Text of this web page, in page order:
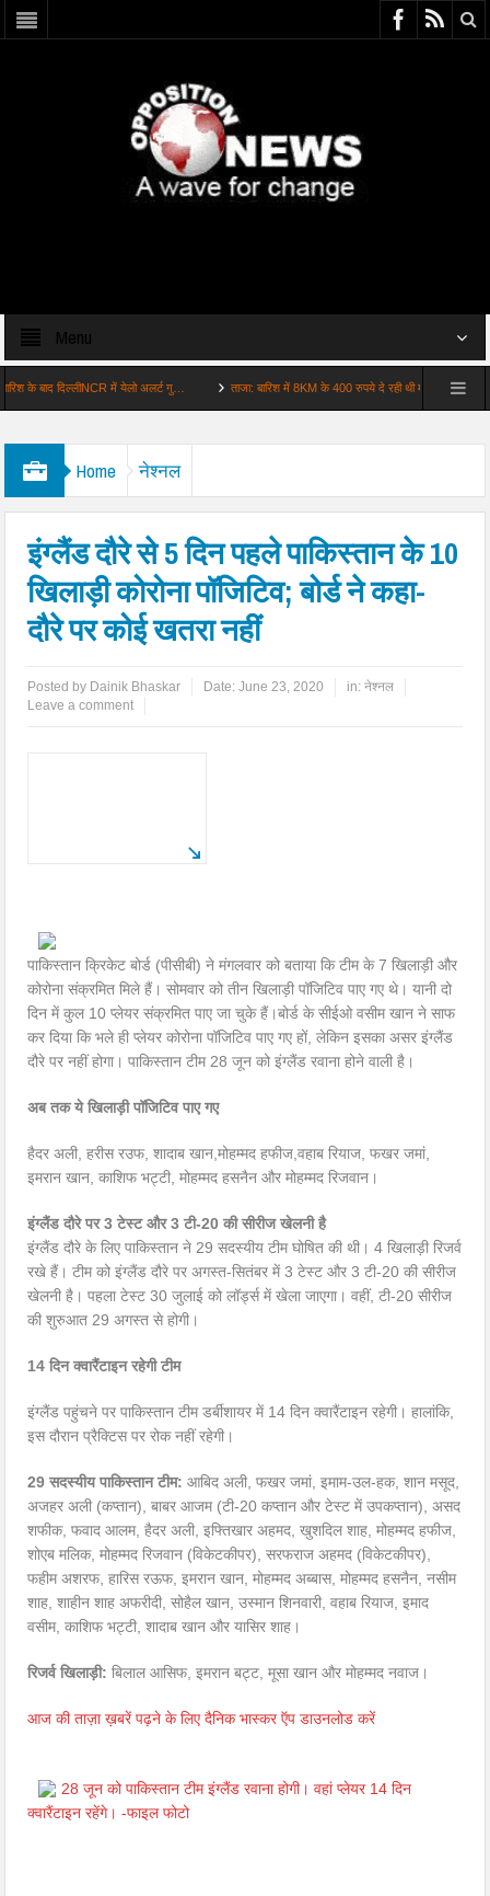
Menu
दिल्लीNCR में येलो अलर्ट गु… ताजा: बारिश में 8KM के 400 रुपये दे रही थी महिला फिर भी ब…
Home नेश्नल
इंग्लैंड दौरे से 5 दिन पहले पाकिस्तान के 10
खिलाड़ी कोरोना पॉजिटिव; बोर्ड ने कहा-
दौरे पर कोई खतरा नहीं
Posted by Dainik Bhaskar Date:June 23, 2020 in:नेश्नल
Leave a comment
पाकिस्तान क्रिकेट बोर्ड (पीसीबी) ने मंगलवार को बताया कि टीम के 7 खिलाड़ी और
कोरोना संक्रमित मिले हैं। सोमवार को तीन खिलाड़ी पॉजिटिव पाए गए थे। यानी दो
दिन में कुल 10 प्लेयर संक्रमित पाए जा चुके हैं।बोर्ड के सीईओ वसीम खान ने साफ
कर दिया कि भले ही प्लेयर कोरोना पॉजिटिव पाए गए हों, लेकिन इसका असर इंग्लैंड
दौरे पर नहीं होगा। पाकिस्तान टीम 28 जून को इंग्लैंड रवाना होने वाली है।
अब तक ये खिलाड़ी पॉजिटिव पाए गए
हैदर अली, हरीस रउफ, शादाब खान,मोहम्मद हफीज,वहाब रियाज, फखर जमां,
इमरान खान, काशिफ भट्टी, मोहम्मद हसनैन और मोहम्मद रिजवान।
इंग्लैंड दौरे पर 3 टेस्ट और 3 टी-20 की सीरीज खेलनी है
इंग्लैंड दौरे के लिए पाकिस्तान ने 29 सदस्यीय टीम घोषित की थी। 4 खिलाड़ी रिजर्व
रखे हैं। टीम को इंग्लैंड दौरे पर अगस्त-सितंबर में 3 टेस्ट और 3 टी-20 की सीरीज
खेलनी है। पहला टेस्ट 30 जुलाई को लॉर्ड्स में खेला जाएगा। वहीं, टी-20 सीरीज
की शुरुआत 29 अगस्त से होगी।
14 दिन क्वारैंटाइन रहेगी टीम
इंग्लैंड पहुंचने पर पाकिस्तान टीम डर्बीशायर में 14 दिन क्वारैंटाइन रहेगी। हालांकि,
इस दौरान प्रैक्टिस पर रोक नहीं रहेगी।
29 सदस्यीय पाकिस्तान टीम:आबिद अली, फखर जमां, इमाम-उल-हक, शान मसूद,
अजहर अली (कप्तान), बाबर आजम (टी-20 कप्तान और टेस्ट में उपकप्तान), असद
शफीक, फवाद आलम, हैदर अली, इफ्तिखार अहमद, खुशदिल शाह, मोहम्मद हफीज,
शोएब मलिक, मोहम्मद रिजवान (विकेटकीपर), सरफराज अहमद (विकेटकीपर),
फहीम अशरफ, हारिस रऊफ, इमरान खान, मोहम्मद अब्बास, मोहम्मद हसनैन, नसीम
शाह, शाहीन शाह अफरीदी, सोहैल खान, उस्मान शिनवारी, वहाब रियाज, इमाद
वसीम, काशिफ भट्टी, शादाब खान और यासिर शाह।
रिजर्व खिलाड़ी: बिलाल आसिफ, इमरान बट्ट, मूसा खान और मोहम्मद नवाज।
आज की ताज़ा ख़बरें पढ़ने के लिए दैनिक भास्कर ऍप डाउनलोड करें
28 जून को पाकिस्तान टीम इंग्लैंड रवाना होगी। वहां प्लेयर 14 दिन
क्वारैंटाइन रहेंगे। -फाइल फोटो